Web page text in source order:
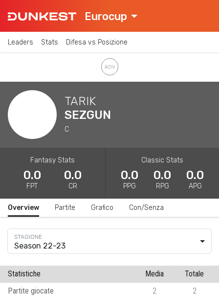
Eurocup
Leaders Stats Difesa vs Posizione
TARIK
SEZGUN
C
Fantasy Stats
0.0
FPT
0.0
CR
Classic Stats
0.0
PPG
0.0
RPG
0.0
APG
Overview Partite Grafico Con/Senza
Season 22-23
Statistiche Media
Totale
Partite giocate
2
2